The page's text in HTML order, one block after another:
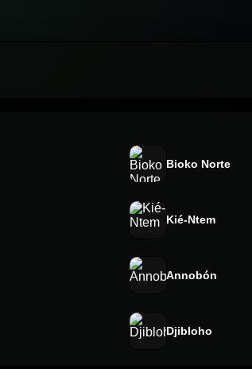
Bioko Norte
Kié-Ntem
Annobón
Djibloho